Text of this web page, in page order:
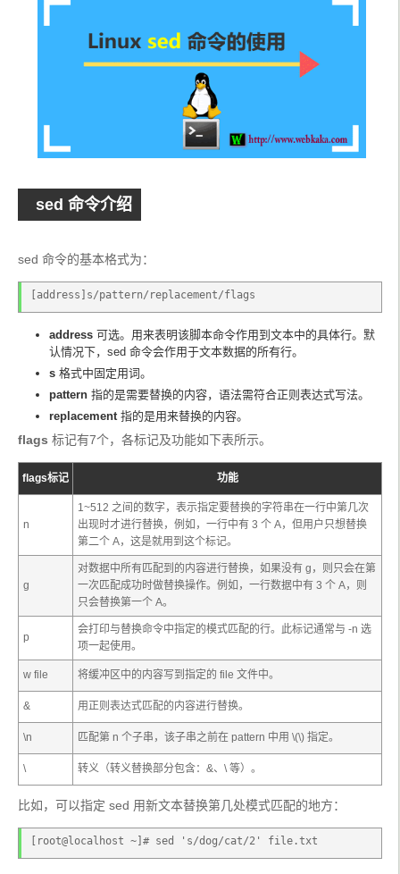
sed 命令介绍
sed 命令的基本格式为：
[address]s/pattern/replacement/flags
address 可选。用来表明该脚本命令作用到文本中的具体行。默
认情况下，sed 命令会作用于文本数据的所有行。
s 格式中固定用词。
pattern 指的是需要替换的内容，语法需符合正则表达式写法。
replacement 指的是用来替换的内容。
flags 标记有7个，各标记及功能如下表所示。
flags标记 功能
n
1~512 之间的数字，表示指定要替换的字符串在一行中第几次
出现时才进行替换，例如，一行中有 3 个 A，但用户只想替换
第二个 A，这是就用到这个标记。
g
对数据中所有匹配到的内容进行替换，如果没有 g，则只会在第
一次匹配成功时做替换操作。例如，一行数据中有 3 个 A，则
只会替换第一个 A。
p
会打印与替换命令中指定的模式匹配的行。此标记通常与 -n 选
项一起使用。
w file 将缓冲区中的内容写到指定的 file 文件中。
& 用正则表达式匹配的内容进行替换。
\n 匹配第 n 个子串，该子串之前在 pattern 中用 \(\) 指定。
\ 转义（转义替换部分包含：&、\ 等）。
比如，可以指定 sed 用新文本替换第几处模式匹配的地方：
[root@localhost ~]# sed 's/dog/cat/2' file.txt